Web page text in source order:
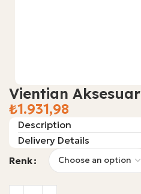
Vientian Aksesuar
₺
Description
Delivery Details
Renk